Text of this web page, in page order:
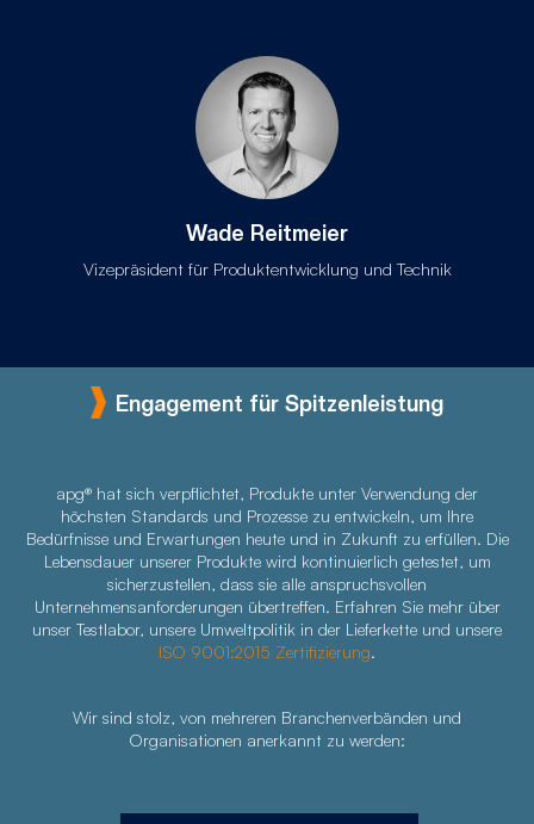
Wade Reitmeier
Vizepräsident für Produktentwicklung und Technik
Engagement für Spitzenleistung
apg® hat sich verpflichtet, Produkte unter Verwendung der
höchsten Standards und Prozesse zu entwickeln, um Ihre
Bedürfnisse und Erwartungen heute und in Zukunft zu erfüllen. Die
Lebensdauer unserer Produkte wird kontinuierlich getestet, um
sicherzustellen, dass sie alle anspruchsvollen
Unternehmensanforderungen übertreffen. Erfahren Sie mehr über
unser Testlabor, unsere Umweltpolitik in der Lieferkette und unsere
ISO 9001:2015 Zertifizierung.
Wir sind stolz, von mehreren Branchenverbänden und
Organisationen anerkannt zu werden: